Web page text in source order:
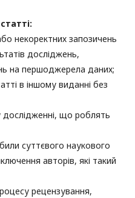
некоректних запозичень
досліджень,
на першоджерела даних;
в іншому виданні без
дослідженні, що роблять
суттєвого наукового
авторів, які такий
рецензування,